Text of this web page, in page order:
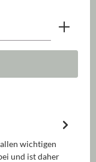
Wert ein
wichtigen
und ist daher